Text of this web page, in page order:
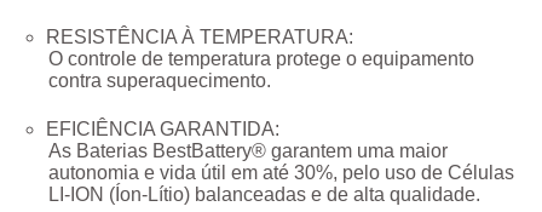
RESISTÊNCIA À TEMPERATURA:
O controle de temperatura protege o equipamento
contra superaquecimento.
EFICIÊNCIA GARANTIDA:
As Baterias BestBattery® garantem uma maior
autonomia e vida útil em até 30%, pelo uso de Células
LI-ION (Íon-Lítio) balanceadas e de alta qualidade.